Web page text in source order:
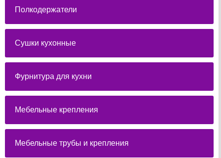
Полкодержатели
Сушки кухонные
Фурнитура для кухни
Мебельные крепления
Мебельные трубы и крепления